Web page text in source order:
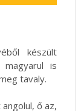
készült
is
tavaly.
ő az,